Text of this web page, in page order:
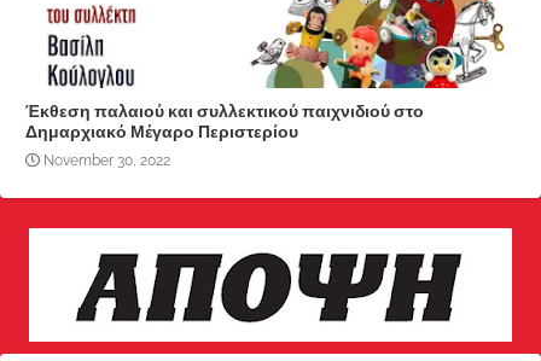
Έκθεση παλαιού και συλλεκτικού παιχνιδιού στο
Δημαρχιακό Μέγαρο Περιστερίου
November 30, 2022